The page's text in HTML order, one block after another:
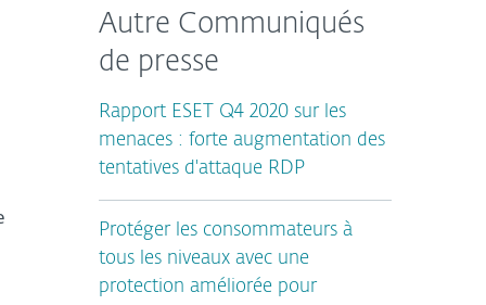
Autre Communiqués
de presse
Rapport ESET Q4 2020 sur les
menaces : forte augmentation des
tentatives d'attaque RDP
Protéger les consommateurs à
tous les niveaux avec une
protection améliorée pour